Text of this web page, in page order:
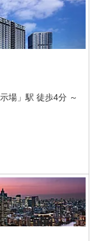
場」駅 徒歩4分 ～